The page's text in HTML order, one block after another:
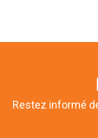
Restez informé